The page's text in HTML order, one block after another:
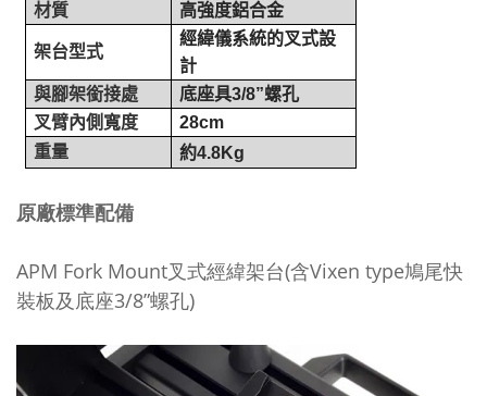
材質
高強度鋁合金
架台型式
經緯儀系統的叉式設
計
與腳架銜接處
底座具3/8”螺孔
叉臂內側寬度
28cm
重量
約4.8Kg
原廠標準配備
APM Fork Mount叉式經緯架台(含Vixen type鳩尾快
裝板及底座3/8”螺孔)